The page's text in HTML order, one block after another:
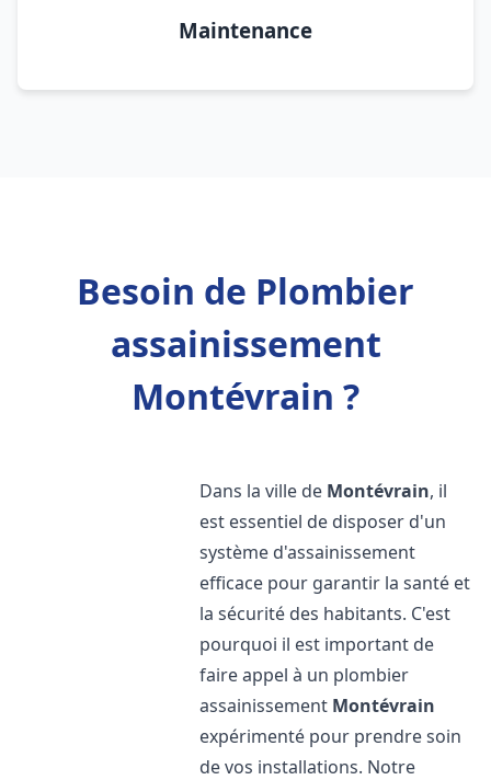
Maintenance
Besoin de Plombier
assainissement
Montévrain ?
Dans la ville de Montévrain, il
est essentiel de disposer d'un
système d'assainissement
efficace pour garantir la santé et
la sécurité des habitants. C'est
pourquoi il est important de
faire appel à un plombier
assainissement Montévrain
expérimenté pour prendre soin
de vos installations. Notre